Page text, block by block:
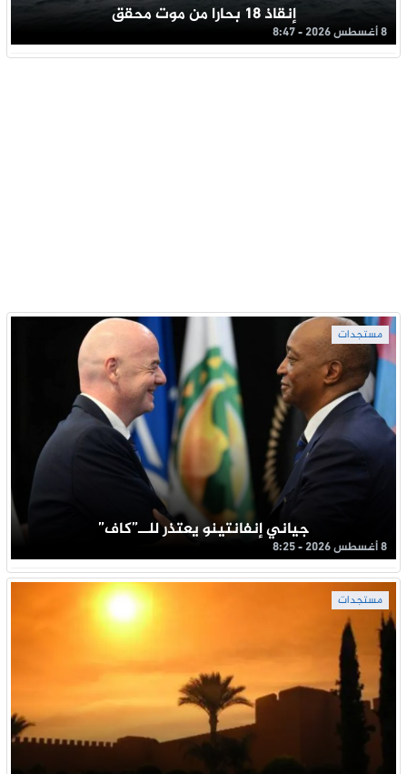
إنقاذ 18 بحارا من موت محقق
8 أغسطس 2026 - 8:47
مستجدات
جياني إنفانتينو يعتذر للــ”كاف”
8 أغسطس 2026 - 8:25
مستجدات